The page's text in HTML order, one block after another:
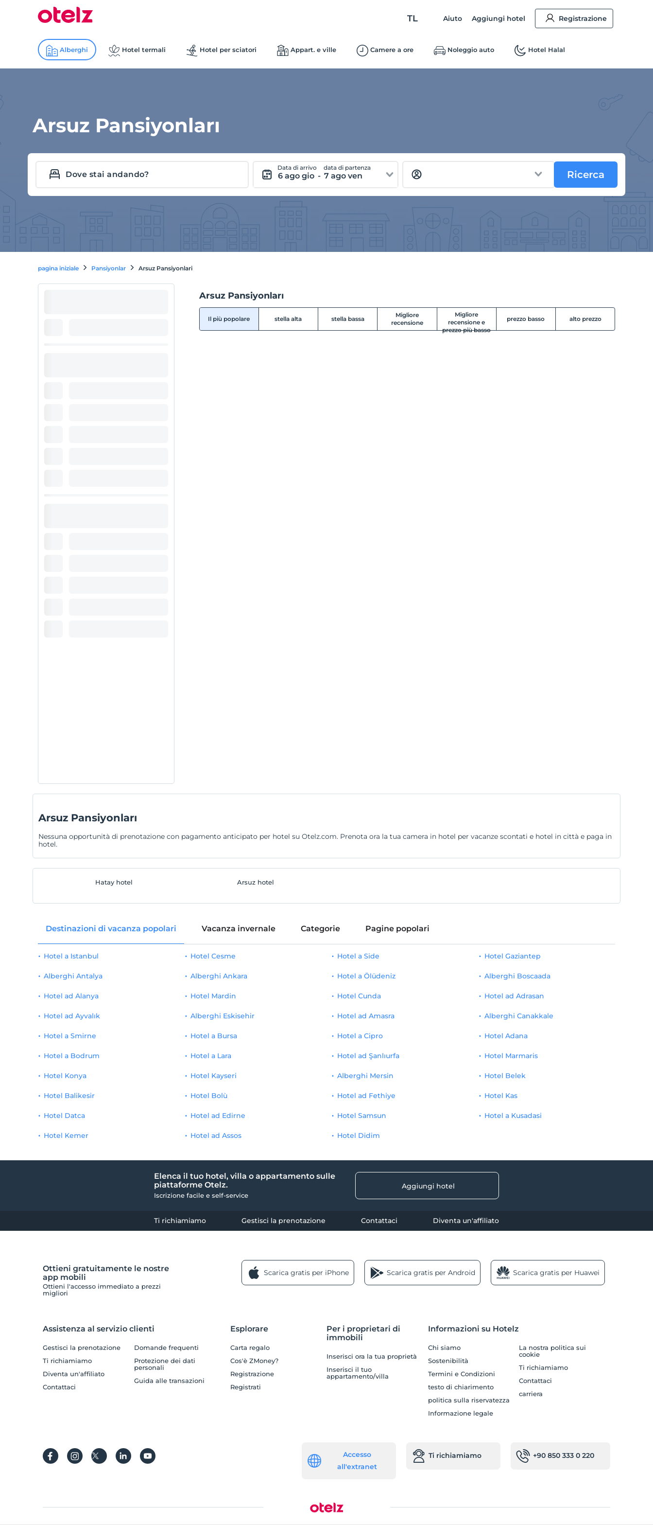
TL Aiuto Aggiungi hotel Registrazione
Alberghi Hotel termali Hotel per sciatori Appart. e ville Camere a ore Noleggio auto Hotel Halal
Arsuz Pansiyonları
Data di arrivo
6 ago gio -
data di partenza
7 ago ven Ricerca
pagina iniziale Pansiyonlar Arsuz Pansiyonlari
Arsuz Pansiyonları
Il più popolare stella alta stella bassa
Migliore
recensione
Migliore
recensione e
prezzo più basso
prezzo basso alto prezzo
Arsuz Pansiyonları
Nessuna opportunità di prenotazione con pagamento anticipato per hotel su Otelz.com. Prenota ora la tua camera in hotel per vacanze scontati e hotel in città e paga in
hotel.
Hatay hotel Arsuz hotel
Destinazioni di vacanza popolari Vacanza invernale Categorie Pagine popolari
Hotel a Istanbul
Alberghi Antalya
Hotel ad Alanya
Hotel ad Ayvalık
Hotel a Smirne
Hotel Cesme
Alberghi Ankara
Hotel Mardin
Alberghi Eskisehir
Hotel a Bursa
Hotel a Side
Hotel a Ölüdeniz
Hotel Cunda
Hotel ad Amasra
Hotel a Cipro
Hotel Gaziantep
Alberghi Boscaada
Hotel ad Adrasan
Alberghi Canakkale
Hotel Adana
Hotel a Bodrum
Hotel Konya
Hotel Balikesir
Hotel Datca
Hotel Kemer
Hotel a Lara
Hotel Kayseri
Hotel Bolù
Hotel ad Edirne
Hotel ad Assos
Hotel ad Şanlıurfa
Alberghi Mersin
Hotel ad Fethiye
Hotel Samsun
Hotel Didim
Hotel Marmaris
Hotel Belek
Hotel Kas
Hotel a Kusadasi
Elenca il tuo hotel, villa o appartamento sulle
piattaforme Otelz.
Iscrizione facile e self-service
Aggiungi hotel
Ti richiamiamo Gestisci la prenotazione Contattaci Diventa un'affiliato
Ottieni gratuitamente le nostre
app mobili
Ottieni l'accesso immediato a prezzi
migliori
Scarica gratis per iPhone Scarica gratis per Android Scarica gratis per Huawei
Assistenza al servizio clienti
Gestisci la prenotazione
Ti richiamiamo
Diventa un'affiliato
Contattaci
Domande frequenti
Protezione dei dati
personali
Guida alle transazioni
Esplorare
Carta regalo
Cos'è ZMoney?
Registrazione
Registrati
Per i proprietari di
immobili
Inserisci ora la tua proprietà
Inserisci il tuo
appartamento/villa
Informazioni su Hotelz
Chi siamo
Sostenibilità
Termini e Condizioni
testo di chiarimento
politica sulla riservatezza
Informazione legale
La nostra politica sui
cookie
Ti richiamiamo
Contattaci
carriera
Accesso
all'extranet
Ti richiamiamo +90 850 333 0 220